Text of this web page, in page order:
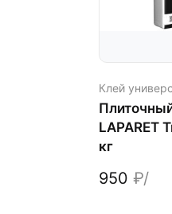
Клей
LAPARET
кг
950 ₽/